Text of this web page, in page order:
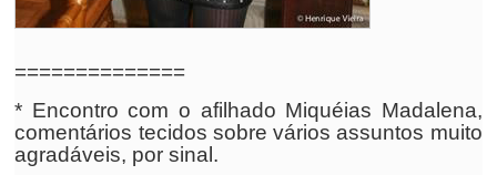
==============
* Encontro com o afilhado Miquéias Madalena,
comentários tecidos sobre vários assuntos muito
agradáveis, por sinal.